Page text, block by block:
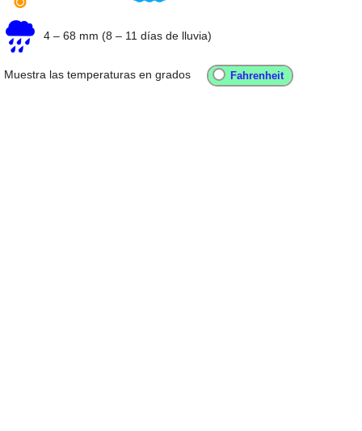
4 – 68 mm (8 – 11 días de lluvia)
Muestra las temperaturas en grados